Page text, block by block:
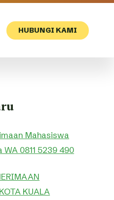
HUBUNGI KAMI
Mahasiswa
0811 5239 490
KUALA